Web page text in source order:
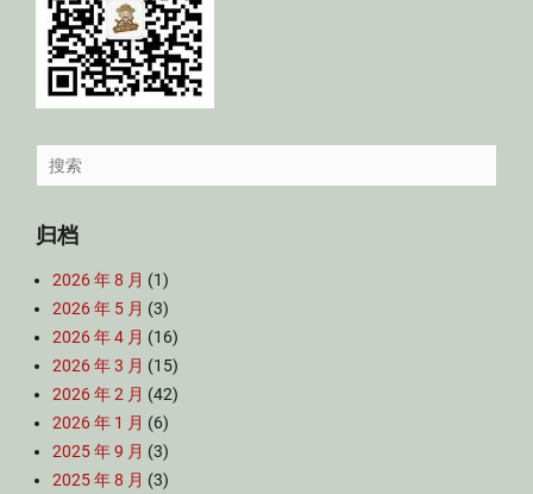
Search
for:
归档
2026 年 8 月 (1)
2026 年 5 月 (3)
2026 年 4 月 (16)
2026 年 3 月 (15)
2026 年 2 月 (42)
2026 年 1 月 (6)
2025 年 9 月 (3)
2025 年 8 月 (3)